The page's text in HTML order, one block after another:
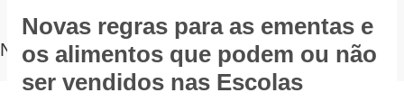
NOTÍCIAS
Novas regras para as ementas e
os alimentos que podem ou não
ser vendidos nas Escolas